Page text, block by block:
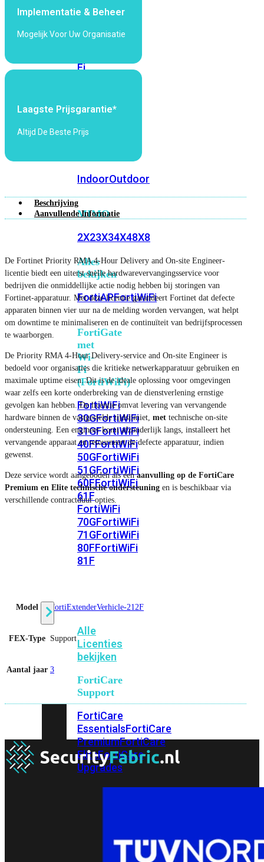
Fi
Wi-
Fi
7
Wi-
IndoorOutdoor
MIMO
2X23X34X48X8
Alles
bekijken
FortiAPFortiWiFi
FortiGate
met
Wi-
Fi
(FortiWiFi)
FortiWiFi
30GFortiWiFi
31GFortiWiFi
40FFortiWiFi
50GFortiWiFi
51GFortiWiFi
60FFortiWiFi
61F
FortiWiFi
70GFortiWiFi
71GFortiWiFi
80FFortiWiFi
81F
Alle
Licenties
bekijken
FortiCare
Support
FortiCare
EssentialsFortiCare
PremiumFortiCare
EliteFortiCare
Upgrades
FortiCare
Implementatie & Beheer
Mogelijk Voor Uw Organisatie
Laagste Prijsgarantie*
Altijd De Beste Prijs
Beschrijving
Aanvullende Informatie
De Fortinet Priority RMA 4-Hour Delivery and On-site Engineer-
licentie biedt een uiterst snelle hardwarevervangingsservice voor
bedrijven die onmiddellijke actie nodig hebben bij storingen van
Fortinet-apparatuur. Met deze licentie garandeert Fortinet dat defecte
apparaten binnen vier uur na de melding worden vervangen, wat helpt
om downtime te minimaliseren en de continuïteit van bedrijfsprocessen
te waarborgen.
De Priority RMA 4-Hour Delivery-service and On-site Engineer is
bedoeld voor organisaties die kritieke netwerkapparatuur gebruiken en
maximale uptime eisen. Dit is de ideale oplossing voor omgevingen
waar zelfs een korte onderbreking van de dienstverlening ernstige
gevolgen kan hebben. De licentie omvat levering van vervangende
hardware binnen de vastgestelde tijdslimiet, met technische on-site
ondersteuning. Een engineer komt afzonderlijk langs, installeert het
vervangende apparaat en retourneert de defecte apparatuur, indien
gewenst.
Deze service wordt aangeboden als eenaanvulling op de FortiCare
Premium en Elite technische ondersteuning en is beschikbaar via
verschillende contractduur opties.
Model FortiExtenderVerhicle-212F
FEX-Type Support
Aantal jaar 3